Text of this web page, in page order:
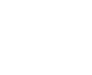
les valoracions és de 0